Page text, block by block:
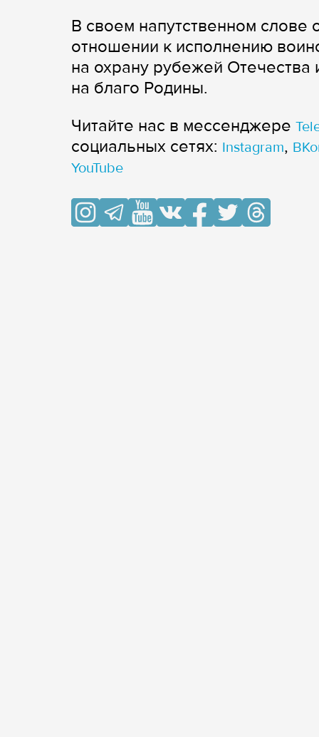
В своем напутственном слове
отношении к исполнению
на охрану рубежей
на благо Родины.
Читайте нас в мессенджере
cоциальных сетях: Instagram,
YouTube